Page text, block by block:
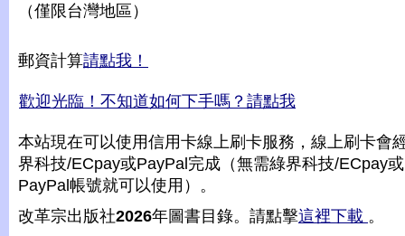
（僅限台灣地區）
郵資計算請點我！
歡迎光臨！不知道如何下手嗎？請點我
本站現在可以使用信用卡線上刷卡服務，線上刷卡會
界科技/ECpay或PayPal完成（無需綠界科技/ECpay或
PayPal帳號就可以使用）。
改革宗出版社2026年圖書目錄。請點擊這裡下載 。